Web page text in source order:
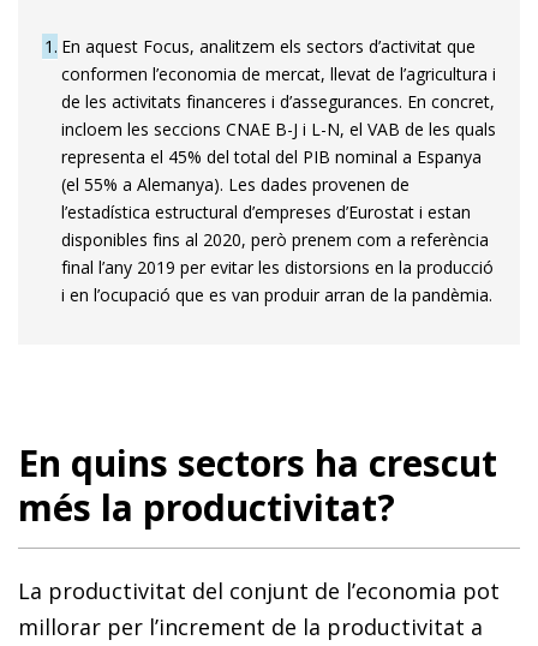
1 En aquest Focus, analitzem els sectors d’activitat que
conformen l’economia de mercat, llevat de l’agricultura i
de les activitats financeres i d’assegurances. En concret,
incloem les seccions CNAE B-J i L-N, el VAB de les quals
representa el 45% del total del PIB nominal a Espanya
(el 55% a Alemanya). Les dades provenen de
l’estadística estructural d’empreses d’Eurostat i estan
disponibles fins al 2020, però prenem com a referència
final l’any 2019 per evitar les distorsions en la producció
i en l’ocupació que es van produir arran de la pandèmia.
En quins sectors ha crescut
més la productivitat?
La productivitat del conjunt de l’economia pot
millorar per l’increment de la productivitat a